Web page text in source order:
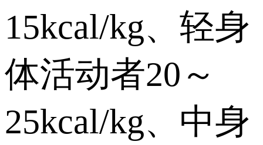
15kcal/kg、轻身
体活动者20～
25kcal/kg、中身